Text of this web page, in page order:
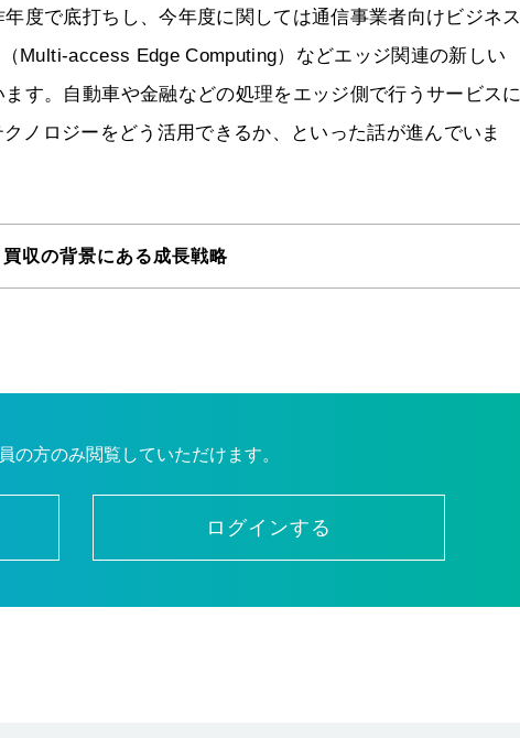
度で底打ちし、今年度に関しては通信事業者向けビジネス
Multi-access Edge Computing）などエッジ関連の新しい
す。自動車や金融などの処理をエッジ側で行うサービスに
ノロジーをどう活用できるか、といった話が進んでいま
収の背景にある成長戦略
の方のみ閲覧していただけます。
ログインする